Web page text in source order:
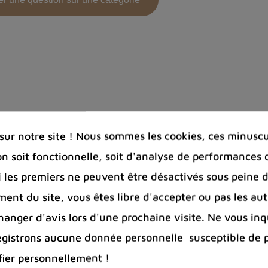
les plans supérieurset le plan astral. Elle
de se produire, mais elle permet de
réponse »
dans des domaines de maladies graves
qui ne
liés à la tension et ceux liés à la vue.
dans lesétats de fatigue morale.
en Pétalite faciliterait la richesse et les
notre site ! Nous sommes les cookies, ces
soit fonctionnelle, soit d'analyse de performances
les premiers ne peuvent être désactivés sous peine
du site, vous êtes libre d'accepter ou pas les
d'avis lors d'une prochaine visite. Ne vous
aucune donnée personnelle susceptible de
personnellement !